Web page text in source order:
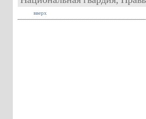
вверх